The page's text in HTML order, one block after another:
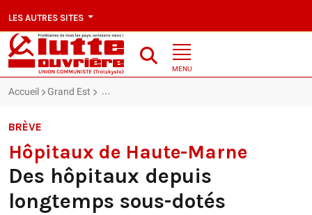
LES AUTRES SITES
MENU
Accueil Grand Est Hôpitaux de Haute-Marne : Des hôpitaux depuis
BRÈVE
Hôpitaux de Haute-Marne
Des hôpitaux depuis
longtemps sous-dotés